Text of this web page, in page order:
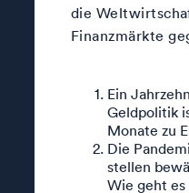
die
Finanzmärkte
Ein
Geldpolitik
Monate zu
Die
stellen
Wie geht